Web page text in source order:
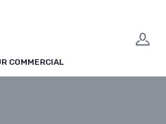
COMMERCIAL